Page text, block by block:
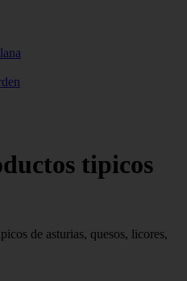
tipicos
de asturias, quesos, licores,